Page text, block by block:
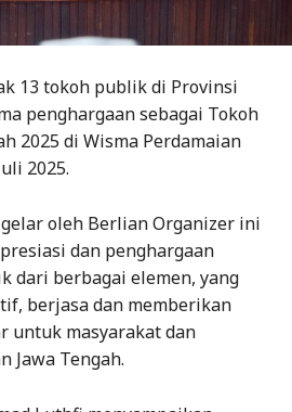
13 tokoh publik di Provinsi
penghargaan sebagai Tokoh
2025 di Wisma Perdamaian
2025.
oleh Berlian Organizer ini
dan penghargaan
dari berbagai elemen, yang
berjasa dan memberikan
untuk masyarakat dan
Jawa Tengah.